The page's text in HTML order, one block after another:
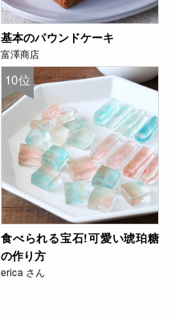
基本のパウンドケーキ
富澤商店
10位
食べられる宝石!可愛い琥珀糖
の作り方
erica さん